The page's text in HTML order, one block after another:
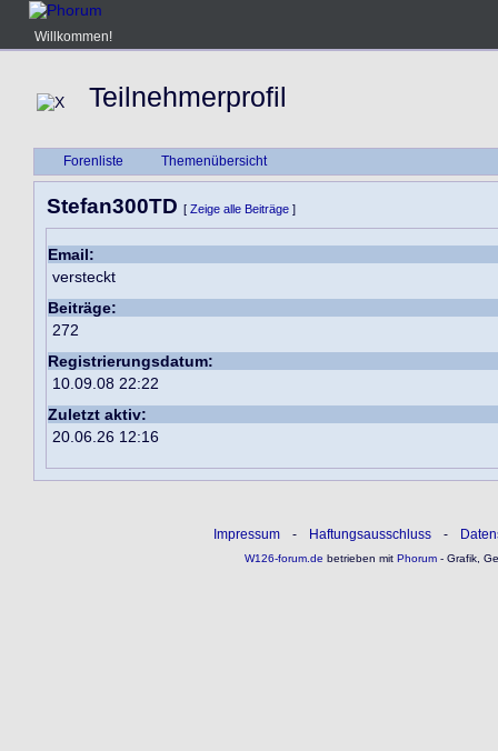
Willkommen!
Teilnehmerprofil
Forenliste Themenübersicht
Stefan300TD [ Zeige alle Beiträge ]
Email:
versteckt
Beiträge:
272
Registrierungsdatum:
10.09.08 22:22
Zuletzt aktiv:
20.06.26 12:16
Impressum - Haftungsausschluss -
W126-forum.de betrieben mitPhorum- Grafik,